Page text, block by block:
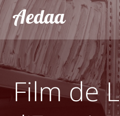
au
Aedaa
Film de